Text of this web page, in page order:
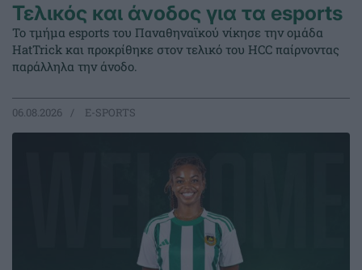
Τελικός και άνοδος για τα esports
Το τμήμα esports του Παναθηναϊκού νίκησε την ομάδα
HatTrick και προκρίθηκε στον τελικό του HCC παίρνοντας
παράλληλα την άνοδο.
06.08.2026 E-SPORTS